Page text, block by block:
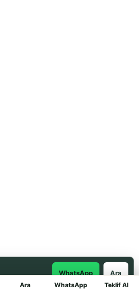
Ara WhatsApp Teklif Al
WhatsApp Ara